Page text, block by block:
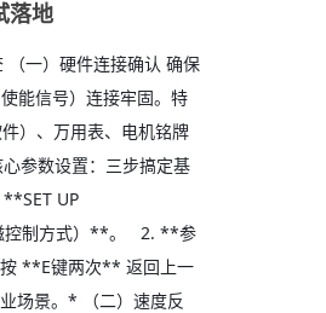
落地
（一）硬件连接确认 确保
能信号）连接牢固。特
）、万用表、电机铭牌
参数设置：三步搞定基
UP
控制方式）**。 2. **参
**E键两次** 返回上一
场景。* （二）速度反